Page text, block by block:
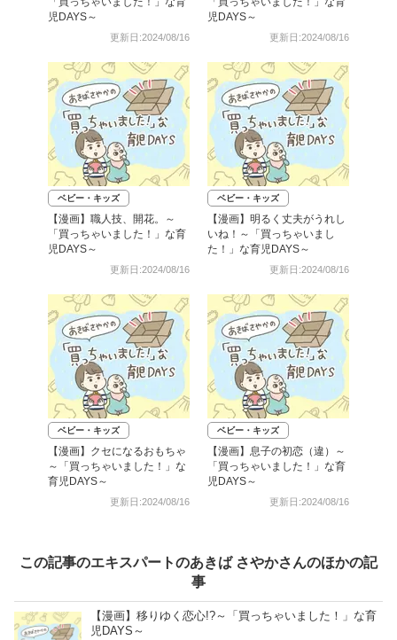
児DAYS～
更新日:2024/08/16
児DAYS～
更新日:2024/08/16
ベビー・キッズ
【漫画】職人技、開花。～
「買っちゃいました！」な育
児DAYS～
更新日:2024/08/16
ベビー・キッズ
【漫画】明るく丈夫がうれし
いね！～「買っちゃいまし
た！」な育児DAYS～
更新日:2024/08/16
ベビー・キッズ
【漫画】クセになるおもちゃ
～「買っちゃいました！」な
育児DAYS～
更新日:2024/08/16
ベビー・キッズ
【漫画】息子の初恋（違）～
「買っちゃいました！」な育
児DAYS～
更新日:2024/08/16
この記事のエキスパートのあきば さやかさんのほかの記
事
【漫画】移りゆく恋心!?～「買っちゃいました！」な育
児DAYS～